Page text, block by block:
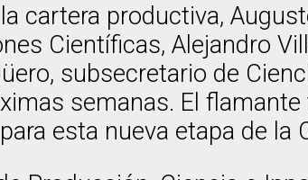
cartera productiva,
Científicas, Alejandro
subsecretario de
semanas. El
esta nueva etapa de la